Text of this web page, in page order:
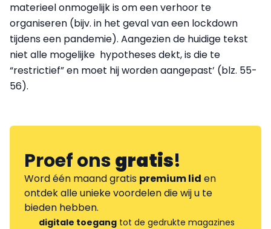
materieel onmogelijk is om een verhoor te
organiseren (bijv. in het geval van een lockdown
tijdens een pandemie). Aangezien de huidige tekst
niet alle mogelijke hypotheses dekt, is die te
“restrictief” en moet hij worden aangepast’ (blz. 55-
56).
Proef onsgratis!
Word één maand gratis premium lid en
ontdek alle unieke voordelen die wij u te
bieden hebben.
digitale toegang tot de gedrukte magazines